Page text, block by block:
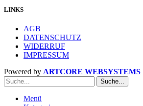
LINKS
AGB
DATENSCHUTZ
WIDERRUF
IMPRESSUM
Powered by ARTCORE WEBSYSTEMS
Suche...
Menü